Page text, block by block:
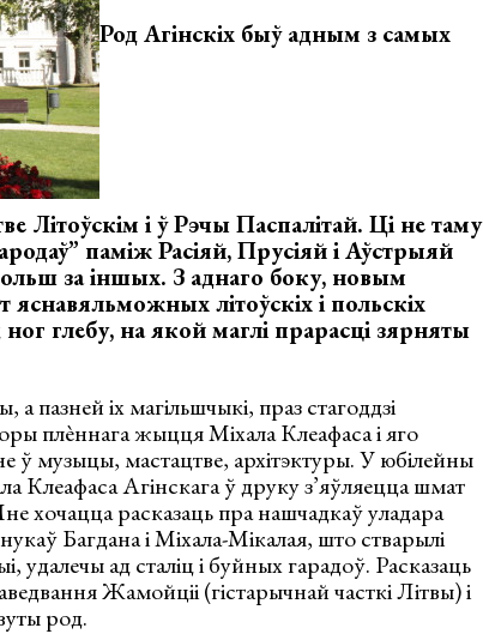
Род Агінскіх быў адным з самых
Літоўскім і ў Рэчы Паспалітай. Ці не таму
паміж Расіяй, Прусіяй і Аўстрыяй
за іншых. З аднаго боку, новым
яснавяльможных літоўскіх і польскіх
глебу, на якой маглі прарасці зярняты
пазней іх магільшчыкі, праз стагоддзі
плѐннага жыцця Міхала Клеафаса і яго
ў музыцы, мастацтве, архітэктуры. У юбілейны
Клеафаса Агінскага ў друку з’яўляецца шмат
хочацца расказаць пра нашчадкаў уладара
Багдана і Міхала-Мікалая, што стварылі
удалечы ад сталіц і буйных гарадоў. Расказаць
Жамойціі (гістарычнай часткі Літвы) і
род.